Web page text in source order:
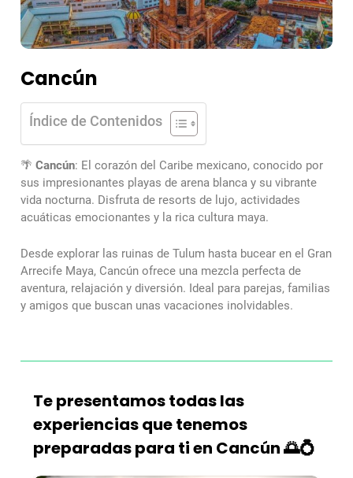
Cancún
Índice de Contenidos
🌴 Cancún: El corazón del Caribe mexicano, conocido por
sus impresionantes playas de arena blanca y su vibrante
vida nocturna. Disfruta de resorts de lujo, actividades
acuáticas emocionantes y la rica cultura maya.
Desde explorar las ruinas de Tulum hasta bucear en el Gran
Arrecife Maya, Cancún ofrece una mezcla perfecta de
aventura, relajación y diversión. Ideal para parejas, familias
y amigos que buscan unas vacaciones inolvidables.
Te presentamos todas las
experiencias que tenemos
preparadas para ti en Cancún 🌅💍